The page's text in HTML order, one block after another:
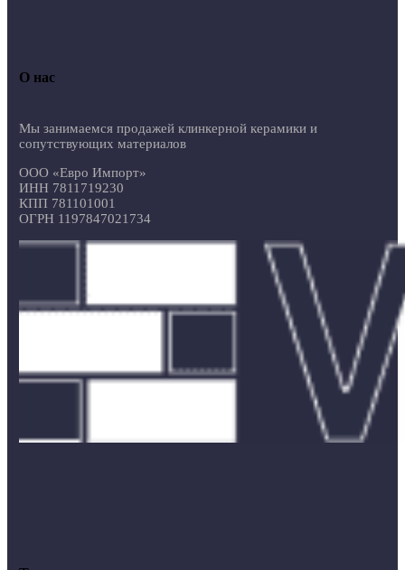
О нас
Мы занимаемся продажей клинкерной керамики и
сопутствующих материалов
ООО «Евро Импорт»
ИНН 7811719230
КПП 781101001
ОГРН 1197847021734